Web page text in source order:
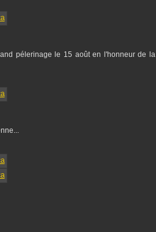
pélerinage le 15 août en l'honneur de la